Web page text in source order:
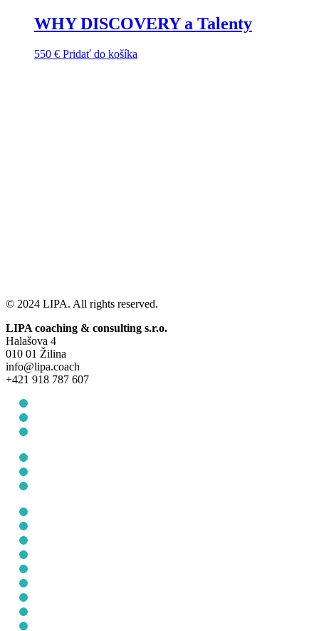
WHY DISCOVERY a Talenty
550 € Pridať do košíka
© 2024 LIPA. All rights reserved.
LIPA coaching & consulting s.r.o.
Halašova 4
010 01 Žilina
info@lipa.coach
+421 918 787 607